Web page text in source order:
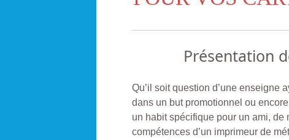
Présentation
Qu’il soit question d’une enseigne
dans un but promotionnel ou
un habit spécifique pour un ami,
compétences d’un imprimeur de